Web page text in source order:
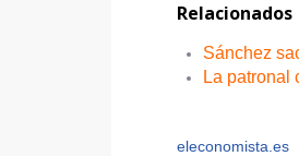
Relacionados
Sánchez
La patronal
eleconomista.es